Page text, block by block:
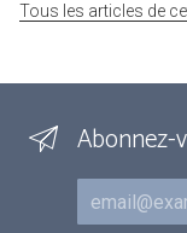
Tous les articles de
Abonnez-
Courriel